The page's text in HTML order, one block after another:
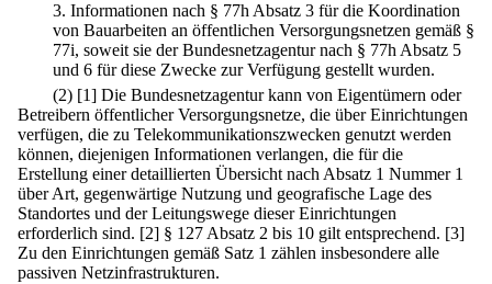
3. Informationen nach § 77h Absatz 3 für die Koordination
von Bauarbeiten an öffentlichen Versorgungsnetzen gemäß §
77i, soweit sie der Bundesnetzagentur nach § 77h Absatz 5
und 6 für diese Zwecke zur Verfügung gestellt wurden.
(2) [1] Die Bundesnetzagentur kann von Eigentümern oder
Betreibern öffentlicher Versorgungsnetze, die über Einrichtungen
verfügen, die zu Telekommunikationszwecken genutzt werden
können, diejenigen Informationen verlangen, die für die
Erstellung einer detaillierten Übersicht nach Absatz 1 Nummer 1
über Art, gegenwärtige Nutzung und geografische Lage des
Standortes und der Leitungswege dieser Einrichtungen
erforderlich sind. [2] § 127 Absatz 2 bis 10 gilt entsprechend. [3]
Zu den Einrichtungen gemäß Satz 1 zählen insbesondere alle
passiven Netzinfrastrukturen.